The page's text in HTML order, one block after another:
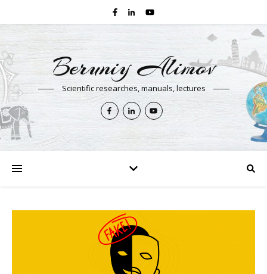
Beruniy Alimov
Scientific researches, manuals, lectures